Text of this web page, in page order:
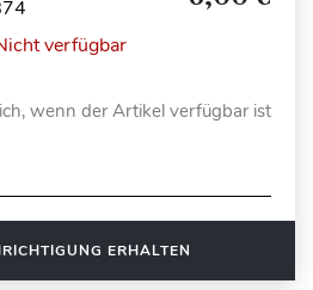
verfügbar
wenn der Artikel verfügbar ist
ERHALTEN